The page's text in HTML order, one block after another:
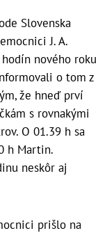
Slovenska
J. A.
nového roku
o tom z
že hneď prví
s rovnakými
O 01.39 h sa
h Martin.
neskôr aj
prišlo na